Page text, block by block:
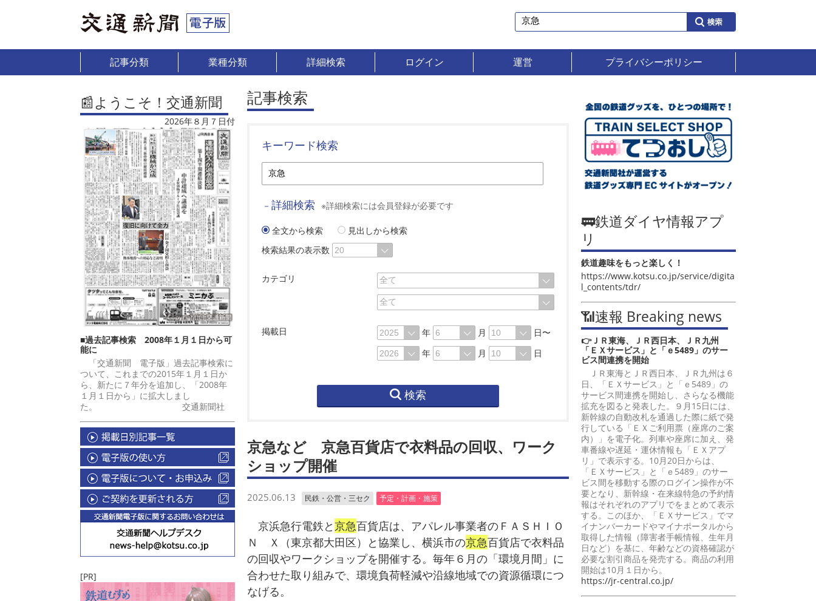
記事分類 業種分類 詳細検索 ログイン 運営 プライバシーポリシー
📰ようこそ！交通新聞
2026年８月７日付
■過去記事検索 2008年１月１日から可
能に
「交通新聞 電子版」過去記事検索に
ついて、これまでの2015年１月１日か
ら、新たに７年分を追加し、「2008年
１月１日から」に拡大しまし
た。 交通新聞社
[PR]
記事検索
キーワード検索
－ 詳細検索 ※詳細検索には会員登録が必要です
全文から検索
見出しから検索
検索結果の表示数
カテゴリ
掲載日 年 月
日〜
年
月 日
検索
京急など 京急百貨店で衣料品の回収、ワーク
ショップ開催
2025.06.13 民鉄・公営・三セク 予定・計画・施策
京浜急行電鉄と京急百貨店は、アパレル事業者のＦＡＳＨＩＯ
Ｎ Ｘ（東京都大田区）と協業し、横浜市の京急百貨店で衣料品
の回収やワークショップを開催する。毎年６月の「環境月間」に
合わせた取り組みで、環境負荷軽減や沿線地域での資源循環につ
なげる。
🚃鉄道ダイヤ情報アプ
リ
鉄道趣味をもっと楽しく！
https://www.kotsu.co.jp/service/digita
l_contents/tdr/
📶速報 Breaking news
👉ＪＲ東海、ＪＲ西日本、ＪＲ九州
「ＥＸサービス」と「ｅ5489」のサー
ビス間連携を開始
ＪＲ東海とＪＲ西日本、ＪＲ九州は６
日、「ＥＸサービス」と「ｅ5489」の
サービス間連携を開始し、さらなる機能
拡充を図ると発表した。９月15日には、
新幹線の自動改札を通過した際に紙で発
行している「ＥＸご利用票（座席のご案
内）」を電子化。列車や座席に加え、発
車番線や遅延・運休情報も「ＥＸアプ
リ」で表示する。10月20日からは、
「ＥＸサービス」と「ｅ5489」のサー
ビス間を移動する際のログイン操作が不
要となり、新幹線・在来線特急の予約情
報はそれぞれのアプリでをまとめて表示
する。このほか、「ＥＸサービス」でマ
イナンバーカードやマイナポータルから
取得した情報（障害者手帳情報、生年月
日など）を基に、年齢などの資格確認が
必要な割引商品を発売する。商品の利用
開始は10月１日から。
https://jr-central.co.jp/